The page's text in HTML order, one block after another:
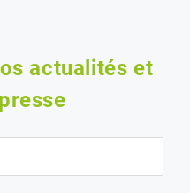
actualités et